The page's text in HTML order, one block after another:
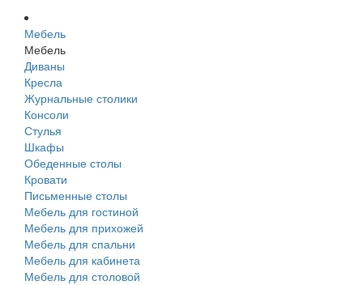
Мебель
Мебель
Диваны
Кресла
Журнальные столики
Консоли
Стулья
Шкафы
Обеденные столы
Кровати
Письменные столы
Мебель для гостиной
Мебель для прихожей
Мебель для спальни
Мебель для кабинета
Мебель для столовой